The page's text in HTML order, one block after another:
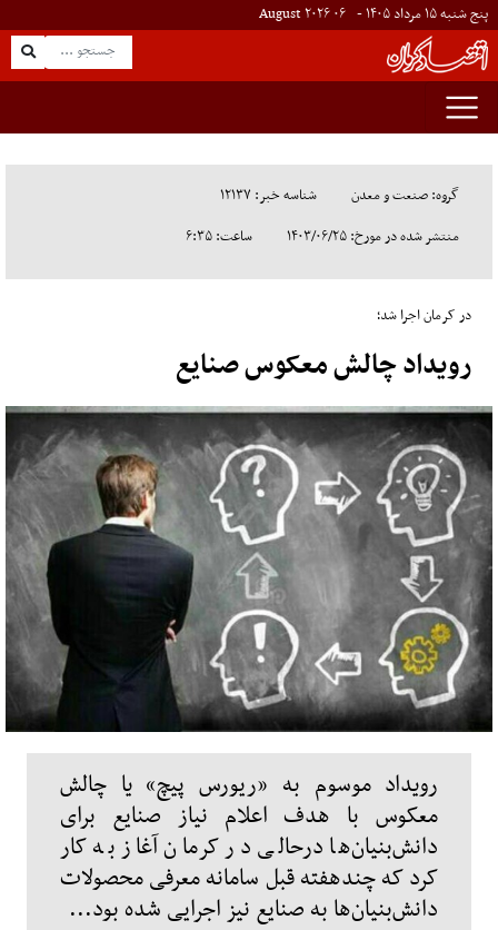
پنج شنبه ۱۵ مرداد ۱۴۰۵ - ۰۶۲۰۲۶
گروه: صنعت و معدن
شناسه خبر: ۱۲۱۳۷
منتشر شده در مورخ: ۱۴۰۳/۰۶/۲۵
ساعت: ۶:۳۵
در کرمان اجرا شد؛
رویداد چالش معکوس صنایع
رویداد موسوم به «ریورس پیچ» یا چالش
معکوس با هدف اعلام نیاز صنایع برای
دانش‌بنیان‌ها درحالی در کرمان آغاز به کار
کرد که چندهفته قبل سامانه معرفی محصولات
دانش‌بنیان‌ها به صنایع نیز اجرایی شده بود...